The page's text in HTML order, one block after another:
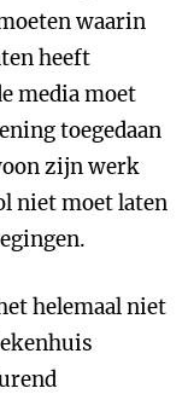
waarin
heeft
media moet
toegedaan
zijn werk
niet moet laten
helemaal niet